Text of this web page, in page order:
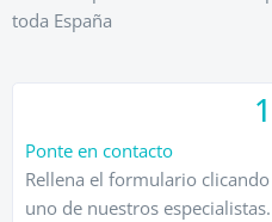
toda España
Ponte en contacto
Rellena el formulario
uno de nuestros especialistas.